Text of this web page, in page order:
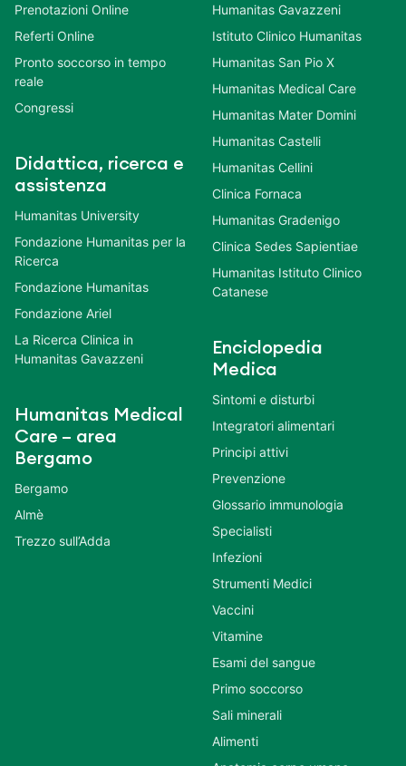
Prenotazioni Online
Referti Online
Pronto soccorso in tempo
reale
Congressi
Didattica, ricerca e
assistenza
Humanitas University
Fondazione Humanitas per la
Ricerca
Fondazione Humanitas
Fondazione Ariel
La Ricerca Clinica in
Humanitas Gavazzeni
Humanitas Medical
Care – area
Bergamo
Bergamo
Almè
Trezzo sull’Adda
Humanitas Gavazzeni
Istituto Clinico Humanitas
Humanitas San Pio X
Humanitas Medical Care
Humanitas Mater Domini
Humanitas Castelli
Humanitas Cellini
Clinica Fornaca
Humanitas Gradenigo
Clinica Sedes Sapientiae
Humanitas Istituto Clinico
Catanese
Enciclopedia
Medica
Sintomi e disturbi
Integratori alimentari
Principi attivi
Prevenzione
Glossario immunologia
Specialisti
Infezioni
Strumenti Medici
Vaccini
Vitamine
Esami del sangue
Primo soccorso
Sali minerali
Alimenti